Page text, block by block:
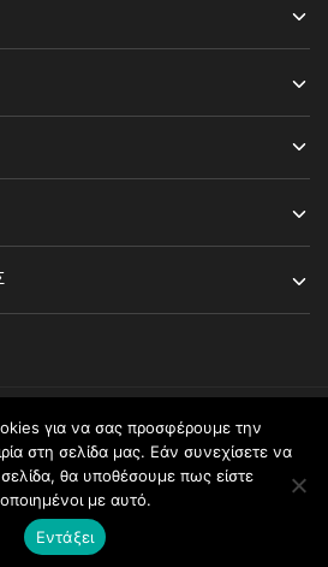
Fashion All rights reserved
για να σας προσφέρουμε την
στη σελίδα μας. Εάν συνεχίσετε να
σελίδα, θα υποθέσουμε πως είστε
με αυτό.
Εντάξει